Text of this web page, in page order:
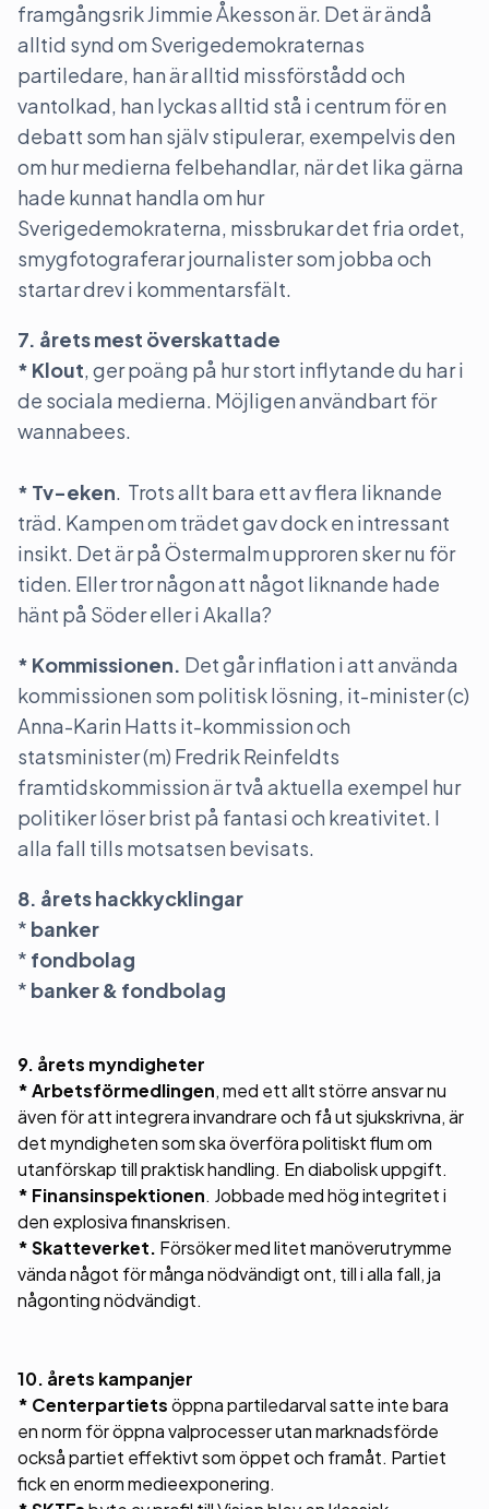
framgångsrik Jimmie Åkesson är. Det är ändå
alltid synd om Sverigedemokraternas
partiledare, han är alltid missförstådd och
vantolkad, han lyckas alltid stå i centrum för en
debatt som han själv stipulerar, exempelvis den
om hur medierna felbehandlar, när det lika gärna
hade kunnat handla om hur
Sverigedemokraterna, missbrukar det fria ordet,
smygfotograferar journalister som jobba och
startar drev i kommentarsfält.
7. årets mest överskattade
* Klout, ger poäng på hur stort inflytande du har i
de sociala medierna. Möjligen användbart för
wannabees.
* Tv-eken. Trots allt bara ett av flera liknande
träd. Kampen om trädet gav dock en intressant
insikt. Det är på Östermalm upproren sker nu för
tiden. Eller tror någon att något liknande hade
hänt på Söder eller i Akalla?
* Kommissionen. Det går inflation i att använda
kommissionen som politisk lösning, it-minister (c)
Anna-Karin Hatts it-kommission och
statsminister (m) Fredrik Reinfeldts
framtidskommission är två aktuella exempel hur
politiker löser brist på fantasi och kreativitet. I
alla fall tills motsatsen bevisats.
8. årets hackkycklingar
* banker
* fondbolag
* banker & fondbolag
9. årets myndigheter
* Arbetsförmedlingen, med ett allt större ansvar nu
även för att integrera invandrare och få ut sjukskrivna, är
det myndigheten som ska överföra politiskt flum om
utanförskap till praktisk handling. En diabolisk uppgift.
* Finansinspektionen. Jobbade med hög integritet i
den explosiva finanskrisen.
* Skatteverket. Försöker med litet manöverutrymme
vända något för många nödvändigt ont, till i alla fall, ja
någonting nödvändigt.
10. årets kampanjer
* Centerpartietsöppna partiledarval satte inte bara
en norm för öppna valprocesser utan marknadsförde
också partiet effektivt som öppet och framåt. Partiet
fick en enorm medieexponering.